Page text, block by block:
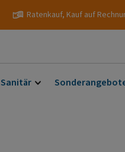
Ratenkauf, Kauf auf
Sanitär